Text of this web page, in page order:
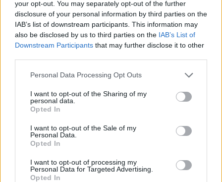
your opt-out. You may separately opt-out of the further
disclosure of your personal information by third parties on the
IAB’s list of downstream participants. This information may
also be disclosed by us to third parties on the IAB’s List of
Downstream Participants that may further disclose it to other
Personal Data Processing Opt Outs
I want to opt-out of the Sharing of my
personal data.
Opted In
I want to opt-out of the Sale of my
Personal Data.
Opted In
I want to opt-out of processing my
Personal Data for Targeted Advertising.
Opted In